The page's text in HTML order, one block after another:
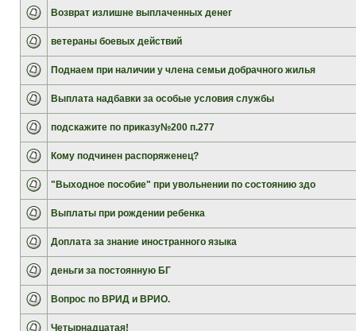
Возврат излишне выплаченных денег
ветераны боевых действий
Поднаем при наличии у члена семьи добрачного жилья
Выплата надбавки за особые условия службы
подскажите по приказу№200 п.277
Кому подчинен распоряженец?
"Выходное пособие" при увольнении по состоянию здо
Выплаты при рождении ребенка
Доплата за знание иностранного языка
деньги за постоянную БГ
Вопрос по ВРИД и ВРИО.
Четырнадцатая!